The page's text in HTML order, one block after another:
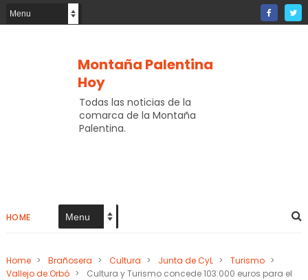
Montaña Palentina
Hoy
Todas las noticias de la
comarca de la Montaña
Palentina.
HOME
Home > Brañosera > Cultura > Junta de CyL > Turismo >
Vallejo de Orbó >
Cultura y Turismo concede 103.000 euros para el